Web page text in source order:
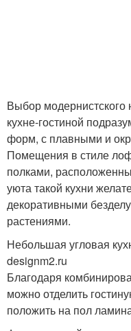
Выбор модернистского
кухне-гостиной
форм, с плавными и
Помещения в стиле
полками,
уюта такой кухни
декоративными
растениями.
Небольшая угловая
designm2.ru
Благодаря
можно отделить
положить на пол